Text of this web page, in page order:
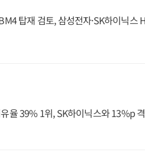
탑재 검토, 삼성전자·SK하이닉스
율 39% 1위, SK하이닉스와 13%p